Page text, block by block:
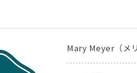
Mary Meyer（メ